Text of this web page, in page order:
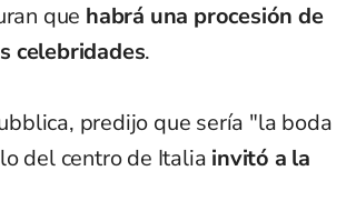
que habrá una procesión de
celebridades.
predijo que sería "la boda
del centro de Italia invitó a la